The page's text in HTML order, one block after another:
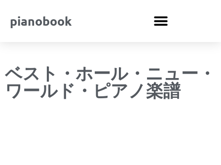
pianobook
ベスト・ホール・ニュー・
ワールド・ピアノ楽譜